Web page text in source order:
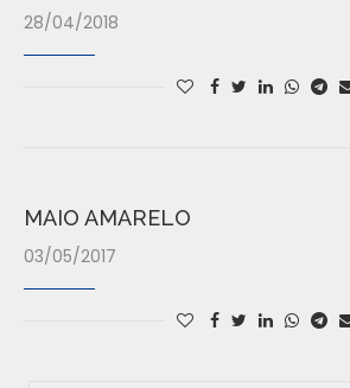
28/04/2018
MAIO AMARELO
03/05/2017